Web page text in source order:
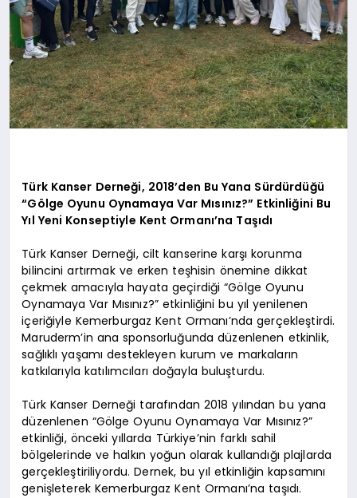
Türk Kanser Derneği, 2018’den Bu Yana Sürdürdüğü
“Gölge Oyunu Oynamaya Var Mısınız?” Etkinliğini Bu
Yıl Yeni Konseptiyle Kent Ormanı’na Taşıdı
Türk Kanser Derneği, cilt kanserine karşı korunma
bilincini artırmak ve erken teşhisin önemine dikkat
çekmek amacıyla hayata geçirdiği “Gölge Oyunu
Oynamaya Var Mısınız?” etkinliğini bu yıl yenilenen
içeriğiyle Kemerburgaz Kent Ormanı’nda gerçekleştirdi.
Maruderm’in ana sponsorluğunda düzenlenen etkinlik,
sağlıklı yaşamı destekleyen kurum ve markaların
katkılarıyla katılımcıları doğayla buluşturdu.
Türk Kanser Derneği tarafından 2018 yılından bu yana
düzenlenen “Gölge Oyunu Oynamaya Var Mısınız?”
etkinliği, önceki yıllarda Türkiye’nin farklı sahil
bölgelerinde ve halkın yoğun olarak kullandığı plajlarda
gerçekleştiriliyordu. Dernek, bu yıl etkinliğin kapsamını
genişleterek Kemerburgaz Kent Ormanı’na taşıdı.